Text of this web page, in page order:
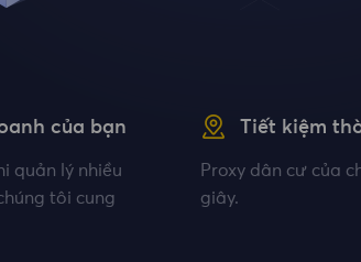
của bạn
quản lý nhiều
tôi cung
Tiết kiệm
Proxy dân cư của
giây.